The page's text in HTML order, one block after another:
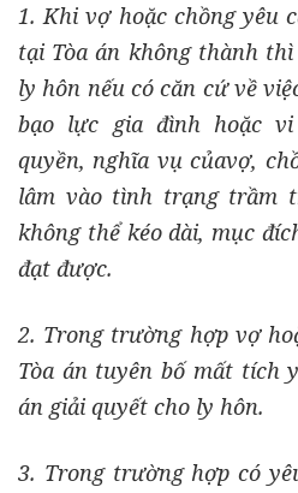
1. Khi vợ hoặc chồng yêu
tại Tòa án không thành
ly hôn nếu có căn cứ về
bạo lực gia đình hoặc
quyền, nghĩa vụ củavợ,
lâm vào tình trạng trầm
không thể kéo dài, mục
đạt được.
2. Trong trường hợp vợ
Tòa án tuyên bố mất tích
án giải quyết cho ly hôn.
3. Trong trường hợp có